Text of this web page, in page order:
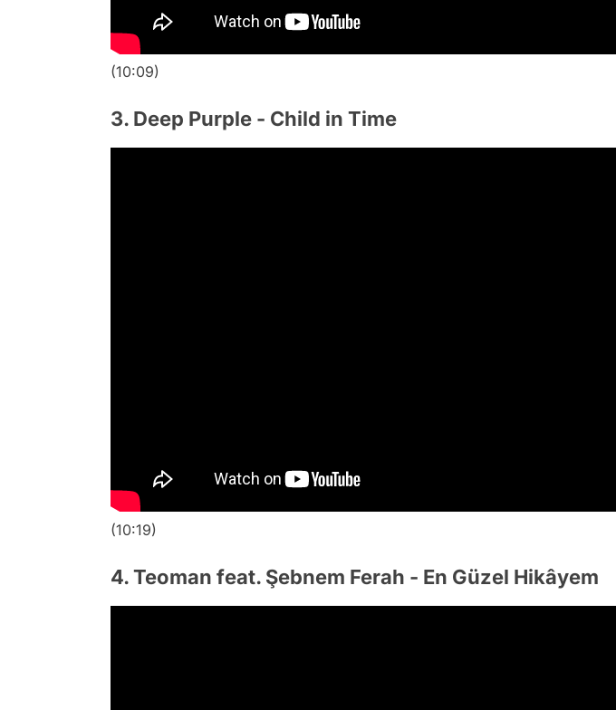
(10:09)
3. Deep Purple - Child in Time
(10:19)
4. Teoman feat. Şebnem Ferah - En Güzel Hikâyem